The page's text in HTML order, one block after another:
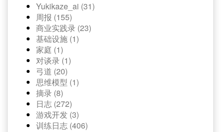
Yukikaze_ai (31)
周报 (155)
商业实践录 (23)
基础设施 (1)
家庭 (1)
对谈录 (1)
弓道 (20)
思维模型 (1)
摘录 (8)
日志 (272)
游戏开发 (3)
训练日志 (406)